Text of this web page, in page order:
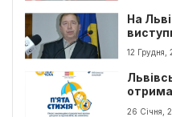
На
часи
12 Грудня,
премію
26 Січня,